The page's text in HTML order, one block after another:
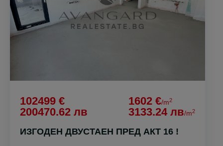
102499 €
200470.62 лв
1602 €/m2
3133.24 лв/m2
ИЗГОДЕН ДВУСТАЕН ПРЕД АКТ 16 !